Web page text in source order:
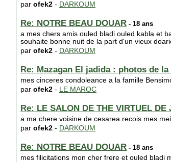
par ofek2 - DARKOUM
Re: NOTRE BEAU DOUAR - 18 ans
a mes chers amis ouled bladi ouled kabla et
souhaite bonne nuit de la part d'un vieux
par ofek2 - DARKOUM
Re: Mazagan El jadida : photos de
mes cinceres condoleance a la famille
par ofek2 - LE MAROC
Re: LE SALON DE THE VIRTUEL DE
a ma chere voisine de cesarea recois mes
par ofek2 - DARKOUM
Re: NOTRE BEAU DOUAR - 18 ans
mes filicitations mon cher frere et ouled bladi